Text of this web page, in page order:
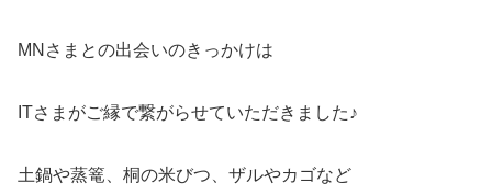
MNさまとの出会いのきっかけは
ITさまがご縁で繋がらせていただきました♪
土鍋や蒸篭、桐の米びつ、ザルやカゴなど